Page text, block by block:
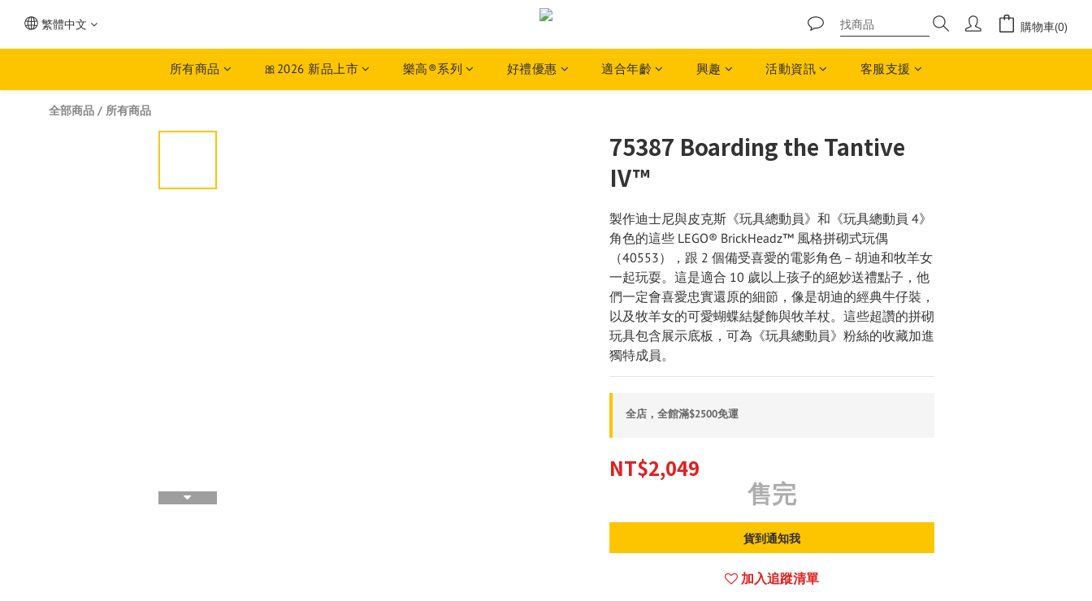
繁體中文 購物車(0)
所有商品 🎀2026 新品上市 樂高®系列 好禮優惠 適合年齡 興趣 活動資訊 客服支援
全部商品 / 所有商品
75387 Boarding the Tantive
IV™
製作迪士尼與皮克斯《玩具總動員》和《玩具總動員 4》
角色的這些 LEGO® BrickHeadz™ 風格拼砌式玩偶
（40553），跟 2 個備受喜愛的電影角色－胡迪和牧羊女
一起玩耍。這是適合 10 歲以上孩子的絕妙送禮點子，他
們一定會喜愛忠實還原的細節，像是胡迪的經典牛仔裝，
以及牧羊女的可愛蝴蝶結髮飾與牧羊杖。這些超讚的拼砌
玩具包含展示底板，可為《玩具總動員》粉絲的收藏加進
獨特成員。
全店，全館滿$2500免運
NT$2,049
售完
貨到通知我
加入追蹤清單